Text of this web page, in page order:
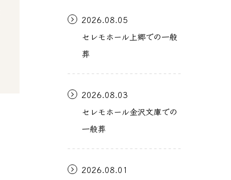
2026.08.05
セレモホール上郷での一般
葬
2026.08.03
セレモホール金沢文庫での
一般葬
2026.08.01